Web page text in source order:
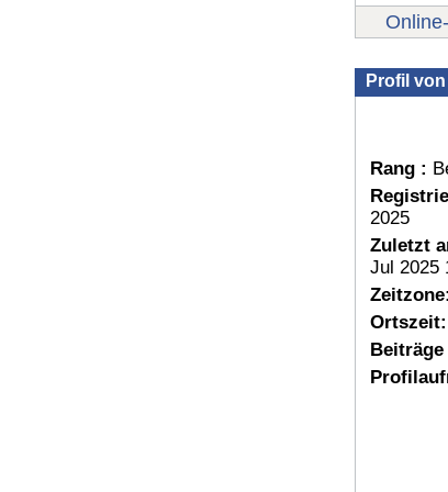
Profil
Rang :
2025
Zuletzt
Jul 2025
Zeitzone:
Ortszeit:
Beiträge